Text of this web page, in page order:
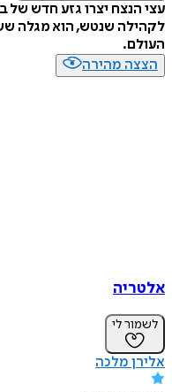
עצי הנצח יצרו גזע חדש של
לקהילה שנטש, הוא מגלה
העולם.
הצצה מהירה
אלטריה
לשמור לי
אלירן מלכה